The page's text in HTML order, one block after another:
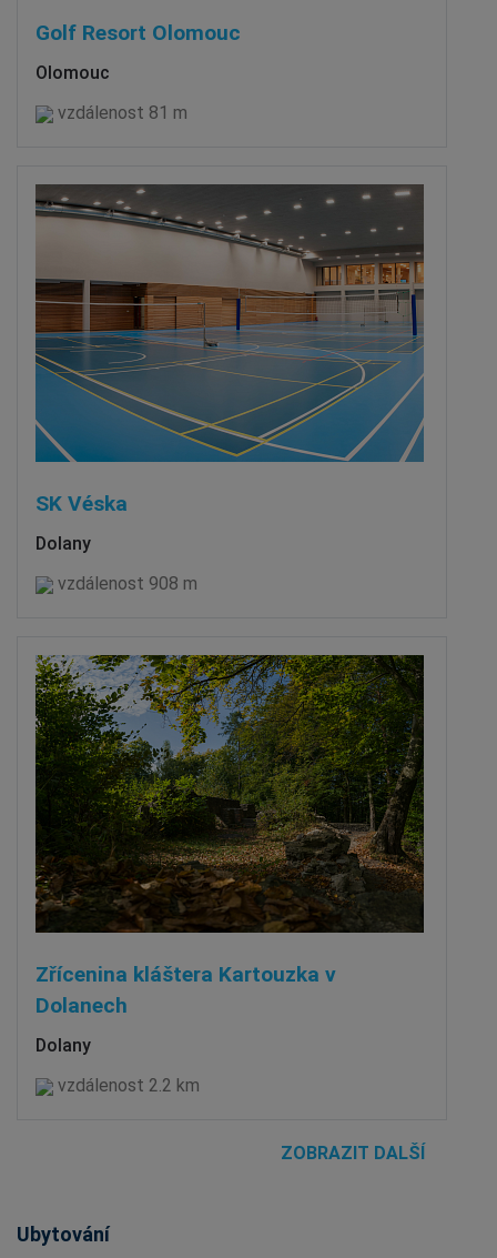
Golf Resort Olomouc
Olomouc
vzdálenost 81 m
SK Véska
Dolany
vzdálenost 908 m
Zřícenina kláštera Kartouzka v
Dolanech
Dolany
vzdálenost 2.2 km
ZOBRAZIT DALŠÍ
Ubytování